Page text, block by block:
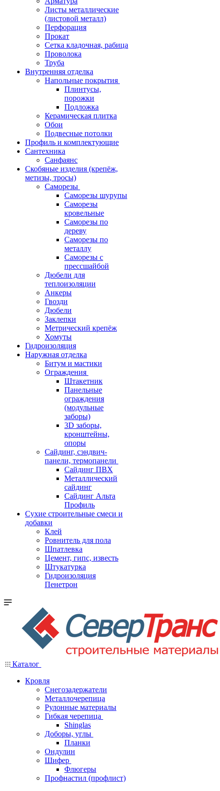
Листы металлические
(листовой металл)
Перфорация
Прокат
Сетка кладочная, рабица
Проволока
Труба
Внутренняя отделка
Напольные покрытия
Плинтусы,
порожки
Подложка
Керамическая плитка
Обои
Подвесные потолки
Профиль и комплектующие
Сантехника
Санфаянс
Скобяные изделия (крепёж,
метизы, тросы)
Саморезы
Саморезы шурупы
Саморезы
кровельные
Саморезы по
дереву
Саморезы по
металлу
Саморезы с
прессшайбой
Дюбели для
теплоизоляции
Анкеры
Гвозди
Дюбели
Заклепки
Метрический крепёж
Хомуты
Гидроизоляция
Наружная отделка
Битум и мастики
Ограждения
Штакетник
Панельные
ограждения
(модульные
заборы)
3D заборы,
кронштейны,
опоры
Cайдинг, сэндвич-
панели, термопанели
Сайдинг ПВХ
Металлический
сайдинг
Сайдинг Альта
Профиль
Сухие строительные смеси и
добавки
Клей
Ровнитель для пола
Шпатлевка
Цемент, гипс, известь
Штукатурка
Гидроизоляция
Пенетрон
Каталог
Кровля
Снегозадержатели
Металлочерепица
Рулонные материалы
Гибкая черепица
Shinglas
Доборы, углы
Планки
Ондулин
Шифер
Флюгеры
Профнастил (профлист)